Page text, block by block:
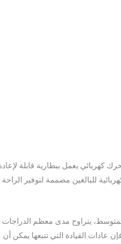
كهربائي يعمل ببطارية قابلة
للبالغين مصممة لتوفير الراحة
يتراوح مدى معظم الدراجات
ومع ذلك، فإن عادات القيادة التي تتبعها يمكن أن